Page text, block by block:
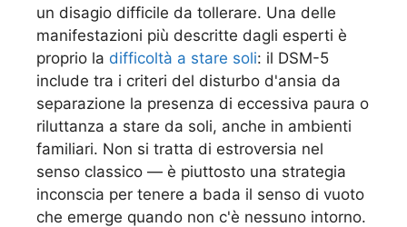
un disagio difficile da tollerare. Una delle
manifestazioni più descritte dagli esperti è
proprio la difficoltà a stare soli: il DSM-5
include tra i criteri del disturbo d'ansia da
separazione la presenza di eccessiva paura o
riluttanza a stare da soli, anche in ambienti
familiari. Non si tratta di estroversia nel
senso classico — è piuttosto una strategia
inconscia per tenere a bada il senso di vuoto
che emerge quando non c'è nessuno intorno.